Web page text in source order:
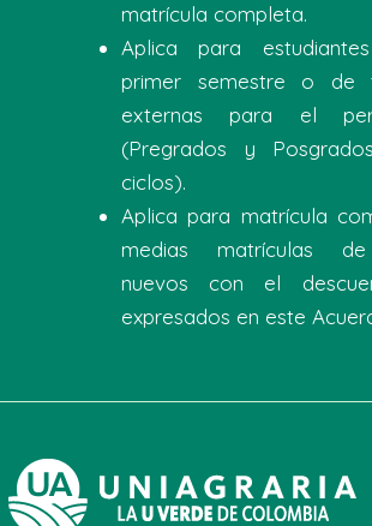
matrícula completa.
Aplica para
primer semestre o de
externas para el
(Pregrados y
ciclos).
Aplica para matrícula
medias matrículas de
nuevos con el
expresados en este